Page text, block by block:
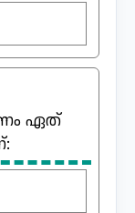
ഏത്